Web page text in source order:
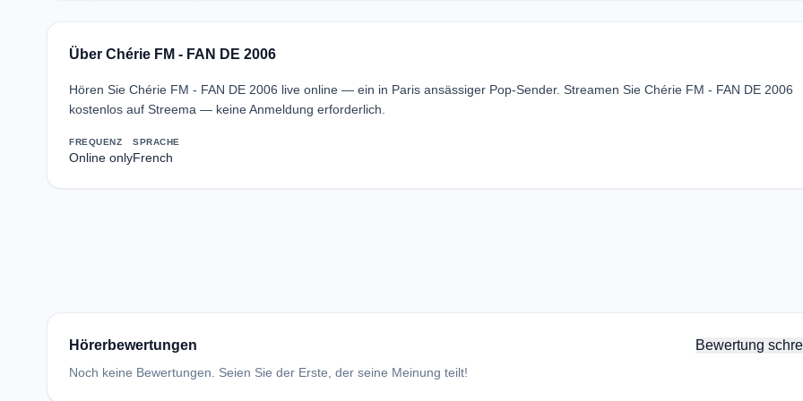
Über Chérie FM - FAN DE 2006
Hören Sie Chérie FM - FAN DE 2006 live online — ein in Paris ansässiger Pop-Sender. Streamen Sie Chérie FM - FAN DE 2006
kostenlos auf Streema — keine Anmeldung erforderlich.
FREQUENZ
Online only
SPRACHE
French
Hörerbewertungen Bewertung
Noch keine Bewertungen. Seien Sie der Erste, der seine Meinung teilt!